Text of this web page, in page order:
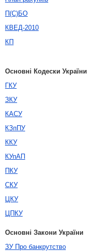
П(С)БО
КВЕД-2010
КП
Основні Кодески України
ГКУ
ЗКУ
КАСУ
КЗпПУ
ККУ
КУпАП
ПКУ
СКУ
ЦКУ
ЦПКУ
Основні Закони України
ЗУ Про банкрутство